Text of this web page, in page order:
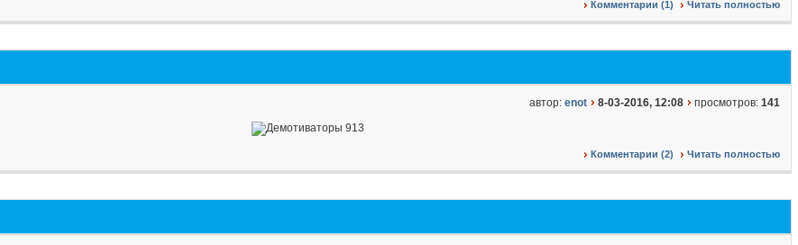
Комментарии (1) Читать полностью
автор: enot 8-03-2016, 12:08 просмотров: 141
Комментарии (2) Читать полностью